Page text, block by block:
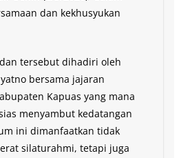
dan kekhusyukan
tersebut dihadiri oleh
bersama jajaran
Kapuas yang mana
menyambut kedatangan
ini dimanfaatkan tidak
silaturahmi, tetapi juga